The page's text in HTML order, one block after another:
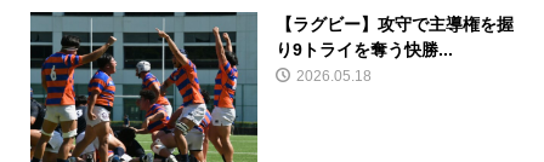
【ラグビー】攻守で主導権を握
り9トライを奪う快勝...
2026.05.18